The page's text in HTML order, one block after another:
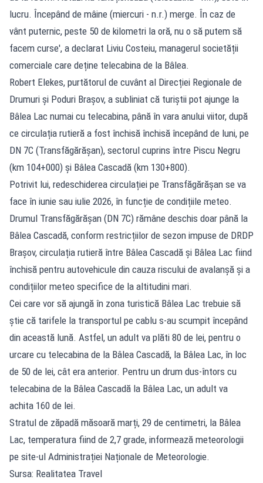
lucru. Începând de mâine (miercuri - n.r.) merge. În caz de
vânt puternic, peste 50 de kilometri la oră, nu o să putem să
facem curse', a declarat Liviu Costeiu, managerul societății
comerciale care deține telecabina de la Bâlea.
Robert Elekes, purtătorul de cuvânt al Direcției Regionale de
Drumuri și Poduri Brașov, a subliniat că turiștii pot ajunge la
Bâlea Lac numai cu telecabina, până în vara anului viitor, după
ce circulația rutieră a fost închisă închisă începând de luni, pe
DN 7C (Transfăgărășan), sectorul cuprins între Piscu Negru
(km 104+000) și Bâlea Cascadă (km 130+800).
Potrivit lui, redeschiderea circulației pe Transfăgărășan se va
face în iunie sau iulie 2026, în funcție de condițiile meteo.
Drumul Transfăgărășan (DN 7C) rămâne deschis doar până la
Bâlea Cascadă, conform restricțiilor de sezon impuse de DRDP
Brașov, circulația rutieră între Bâlea Cascadă și Bâlea Lac fiind
închisă pentru autovehicule din cauza riscului de avalanșă și a
condițiilor meteo specifice de la altitudini mari.
Cei care vor să ajungă în zona turistică Bâlea Lac trebuie să
știe că tarifele la transportul pe cablu s-au scumpit începând
din această lună. Astfel, un adult va plăti 80 de lei, pentru o
urcare cu telecabina de la Bâlea Cascadă, la Bâlea Lac, în loc
de 50 de lei, cât era anterior. Pentru un drum dus-întors cu
telecabina de la Bâlea Cascadă la Bâlea Lac, un adult va
achita 160 de lei.
Stratul de zăpadă măsoară marți, 29 de centimetri, la Bâlea
Lac, temperatura fiind de 2,7 grade, informează meteorologii
pe site-ul Administrației Naționale de Meteorologie.
Sursa: Realitatea Travel